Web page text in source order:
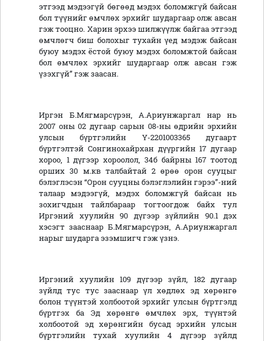
этгээд мэдээгүй бөгөөд мэдэх боломжгүй байсан
бол түүнийг өмчлөх эрхийг шударгаар олж авсан
гэж тооцно. Харин эрхээ шилжүүлж байгаа этгээд
өмчлөгч биш болохыг тухайн үед мэдэж байсан
буюу мэдэх ёстой буюу мэдэх боломжтой байсан
бол өмчлөх эрхийг шударгаар олж авсан гэж
үзэхгүй” гэж заасан.
Иргэн Б.Мягмарсүрэн, А.Ариунжаргал нар нь
2007 оны 02 дугаар сарын 08-ны өдрийн эрхийн
улсын бүртгэлийн Ү-2201003365 дугаарт
бүртгэлтэй Сонгинохайрхан дүүргийн 17 дугаар
хороо, 1 дүгээр хороолол, 34б байрны 167 тоотод
орших 30 м.кв талбайтай 2 өрөө орон сууцыг
бэлэглэсэн “Орон сууцны бэлэглэлийн гэрээ”-ний
талаар мэдээгүй, мэдэх боломжгүй байсан нь
зохигчдын тайлбараар тогтоогдож байх тул
Иргэний хуулийн 90 дүгээр зүйлийн 90.1 дэх
хэсэгт зааснаар Б.Мягмарсүрэн, А.Ариунжаргал
нарыг шударга эзэмшигч гэж үзнэ.
Иргэний хуулийн 109 дүгээр зүйл, 182 дугаар
зүйлд тус тус зааснаар үл хөдлөх эд хөрөнгө
болон түүнтэй холбоотой эрхийг улсын бүртгэлд
бүртгэх ба Эд хөрөнгө өмчлөх эрх, түүнтэй
холбоотой эд хөрөнгийн бусад эрхийн улсын
бүртгэлийн тухай хуулийн 4 дүгээр зүйлд